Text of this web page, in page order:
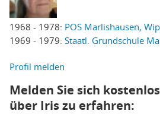
1968 - 1978: POS Marlishausen,
1969 - 1979: Staatl. Grundschule
Profil melden
Melden Sie sich
über Iris zu erfahren: